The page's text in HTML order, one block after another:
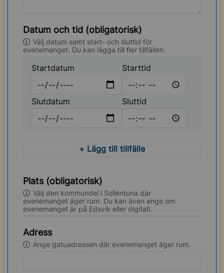
Datum och tid (obligatorisk)
Välj datum samt start- och sluttid för
evenemanget. Du kan lägga till fler tillfällen.
Startdatum Starttid
Slutdatum Sluttid
+ Lägg till tillfälle
Plats (obligatorisk)
Välj den kommundel i Sollentuna där
evenemanget äger rum. Du kan även ange om
evenemanget är på Edsvik eller digitalt.
Adress
Ange gatuadressen där evenemanget äger rum.